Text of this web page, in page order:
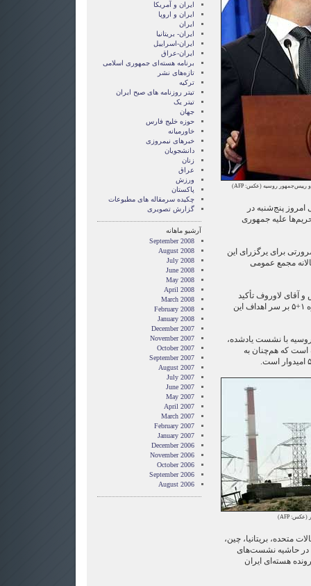
و رییس‌جمهور روسیه (عکس:AFP
)
پنج‌شنبه در
علیه جمهوری
برای یرگزرای این
مجمع عمومی
آقای لاوروف تأکید
کرده‌اند که میان همه اعضای گروه ۱+۵ بر سر اهداف این
با نشست یادشده،
است که هم‌چنان به
(عکس:AFP
)
متحده، بریتانیا، چین،
در حاشیه نشست‌های
هسته‌ای ایران
ايران و آمريکا
ايران و اروپا
ایران
ایران- بریتانیا
ایران-اسراییل
ایران-عراق
برنامه هسته‌ای جمهوری اسلامی
تازه‌های نشر
ترکیه
تیتر روزنامه های صبح ایران
تیتر یک
جهان
حوزه خلیج فارس
خاورمیانه
خبرهای نیمروزی
دانشجویان
زنان
عراق
ورزش
پاکستان
چکیده سرمقاله های مطبوعات
گزارش تصويری
آرشیو ماهانه
September 2008
August 2008
July 2008
June 2008
May 2008
April 2008
March 2008
February 2008
January 2008
December 2007
November 2007
October 2007
September 2007
August 2007
July 2007
June 2007
May 2007
April 2007
March 2007
February 2007
January 2007
December 2006
November 2006
October 2006
September 2006
August 2006